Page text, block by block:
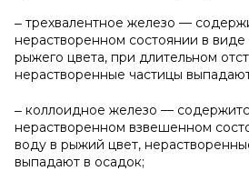
‒ трехвалентное железо —
нерастворенном состоянии в виде
рыжего цвета, при длительном
нерастворенные частицы
‒ коллоидное железо —
нерастворенном взвешенном
воду в рыжий цвет,
выпадают в осадок;